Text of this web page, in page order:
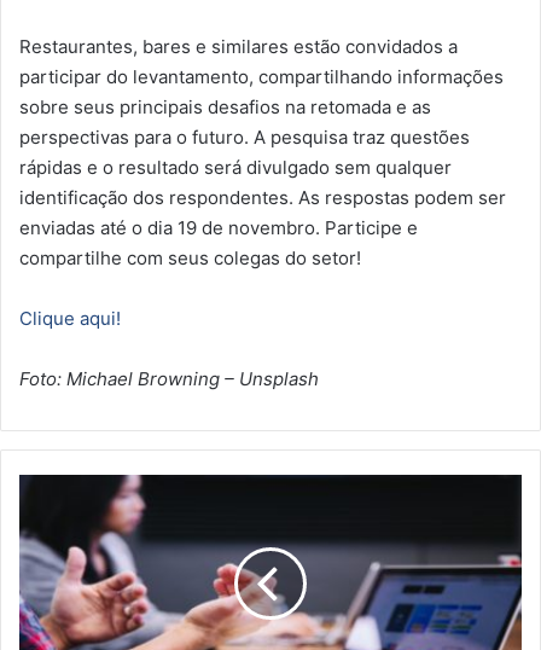
Restaurantes, bares e similares estão convidados a
participar do levantamento, compartilhando informações
sobre seus principais desafios na retomada e as
perspectivas para o futuro. A pesquisa traz questões
rápidas e o resultado será divulgado sem qualquer
identificação dos respondentes. As respostas podem ser
enviadas até o dia 19 de novembro. Participe e
compartilhe com seus colegas do setor!
Clique aqui!
Foto: Michael Browning – Unsplash
f
e
z
s
u